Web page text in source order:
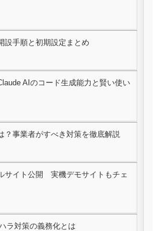
設手順と初期設定まとめ
AIのコード生成能力と賢い使い
？事業者がすべき対策を徹底解説
イト公開 実機デモサイトもチェ
ラ対策の義務化とは